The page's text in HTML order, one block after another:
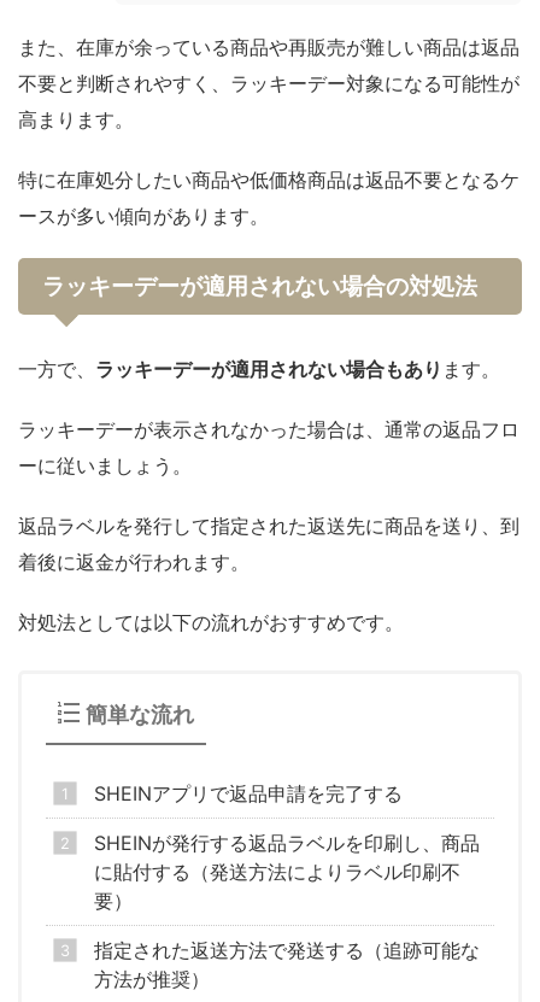
また、在庫が余っている商品や再販売が難しい商品は返品
不要と判断されやすく、ラッキーデー対象になる可能性が
高まります。
特に在庫処分したい商品や低価格商品は返品不要となるケ
ースが多い傾向があります。
ラッキーデーが適用されない場合の対処法
一方で、 ラッキーデーが適用されない場合もあり ます。
ラッキーデーが表示されなかった場合は、通常の返品フロ
ーに従いましょう。
返品ラベルを発行して指定された返送先に商品を送り、到
着後に返金が行われます。
対処法としては以下の流れがおすすめです。
簡単な流れ
SHEINアプリで返品申請を完了する
SHEINが発行する返品ラベルを印刷し、商品
に貼付する（発送方法によりラベル印刷不
要）
指定された返送方法で発送する（追跡可能な
方法が推奨）